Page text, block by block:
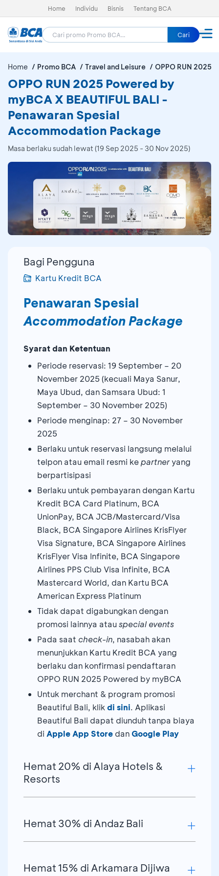
Home Individu Bisnis Tentang BCA
Cari
Home Promo BCA Travel and Leisure OPPO RUN 2025
OPPO RUN 2025 Powered by
myBCA X BEAUTIFUL BALI -
Penawaran Spesial
Accommodation Package
Masa berlaku sudah lewat (19 Sep 2025 - 30 Nov 2025)
Bagi Pengguna
Kartu Kredit BCA
Penawaran Spesial
Accommodation Package
Syarat dan Ketentuan
Periode reservasi: 19 September – 20
November 2025 (kecuali Maya Sanur,
Maya Ubud, dan Samsara Ubud: 1
September – 30 November 2025)
Periode menginap: 27 – 30 November
2025
Berlaku untuk reservasi langsung melalui
telpon atau email resmi kepartneryang
berpartisipasi
Berlaku untuk pembayaran dengan Kartu
Kredit BCA Card Platinum, BCA
UnionPay, BCA JCB/Mastercard/Visa
Black, BCA Singapore Airlines KrisFlyer
Visa Signature, BCA Singapore Airlines
KrisFlyer Visa Infinite, BCA Singapore
Airlines PPS Club Visa Infinite, BCA
Mastercard World, dan Kartu BCA
American Express Platinum
Tidak dapat digabungkan dengan
promosi lainnya atau special events
Pada saat check-in, nasabah akan
menunjukkan Kartu Kredit BCA yang
berlaku dan konfirmasi pendaftaran
OPPO RUN 2025 Powered by myBCA
Untuk merchant & program promosi
Beautiful Bali, klik di sini. Aplikasi
Beautiful Bali dapat diunduh tanpa biaya
di Apple App Store dan Google Play
Hemat 20% di Alaya Hotels &
Resorts
untuk minimum menginap 3 malam
Tambahan potongan 10% untuk menu
minimum menginap 3 malam
Hemat 30% di Andaz Bali
Hemat 15% di Arkamara Dijiwa